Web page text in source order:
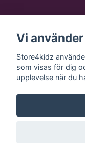
Sociala medier
© 2026
Vi
Store4kidz
som visas för dig
upplevelse när du